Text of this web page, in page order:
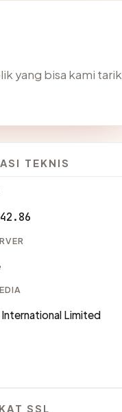
yang bisa kami tarik
TEKNIS
Limited
SSL